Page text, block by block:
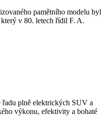
pamětního modelu byl
v 80. letech řídil F. A.
plně elektrických SUV a
výkonu, efektivity a bohaté